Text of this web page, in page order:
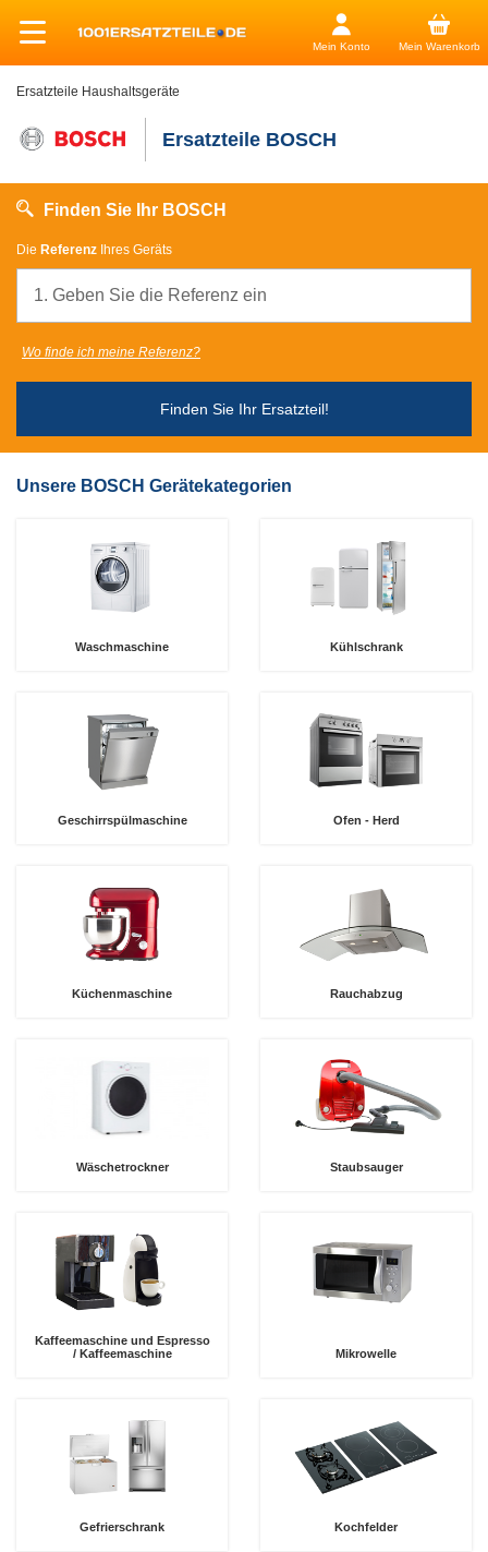
Mein Konto Mein Warenkorb
Ersatzteile Haushaltsgeräte
Ersatzteile BOSCH
Finden Sie Ihr BOSCH
Die Referenz Ihres Geräts
Finden Sie Ihr Ersatzteil!
Wo finde ich meine Referenz?
Unsere BOSCH Gerätekategorien
Waschmaschine Kühlschrank
Geschirrspülmaschine Ofen - Herd
Küchenmaschine Rauchabzug
Wäschetrockner Staubsauger
Kaffeemaschine und Espresso
/ Kaffeemaschine
Mikrowelle
Gefrierschrank Kochfelder